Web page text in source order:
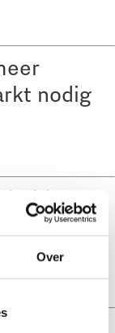
Over
nodig
moet